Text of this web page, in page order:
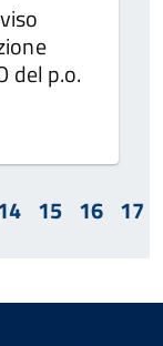
del p.o.
15 16 17